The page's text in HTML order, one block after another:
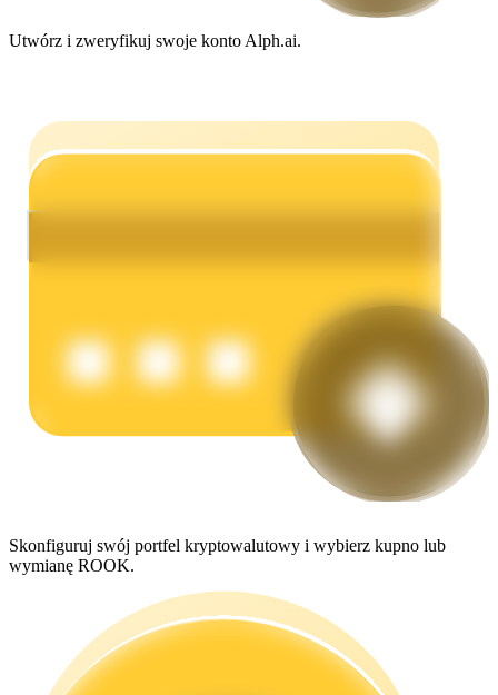
Strategie handlowe
Codziennie zdobywaj konkurencyjne nagrody
Utwórz i zweryfikuj swoje konto Alph.ai.
Skonfiguruj swój portfel kryptowalutowy i wybierz kupno lub
wymianę ROOK.